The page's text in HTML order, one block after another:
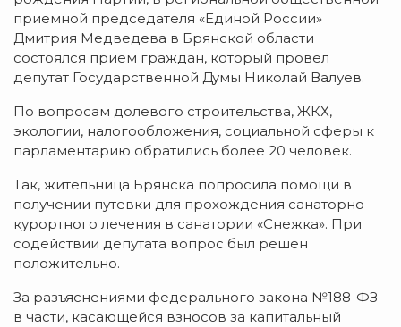
приемной председателя «Единой России»
Дмитрия Медведева в Брянской области
состоялся прием граждан, который провел
депутат Государственной Думы Николай Валуев.
По вопросам долевого строительства, ЖКХ,
экологии, налогообложения, социальной сферы к
парламентарию обратились более 20 человек.
Так, жительница Брянска попросила помощи в
получении путевки для прохождения санаторно-
курортного лечения в санатории «Снежка». При
содействии депутата вопрос был решен
положительно.
За разъяснениями федерального закона №188-ФЗ
в части, касающейся взносов за капитальный